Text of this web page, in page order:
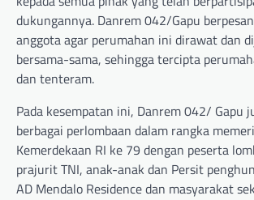
dukungannya. Danrem 042/Gapu
anggota agar perumahan ini dirawat dan
bersama-sama, sehingga tercipta
dan tenteram.
Pada kesempatan ini, Danrem 042/ Gapu
berbagai perlombaan dalam rangka
Kemerdekaan RI ke 79 dengan peserta
prajurit TNI, anak-anak dan Persit
AD Mendalo Residence dan masyarakat